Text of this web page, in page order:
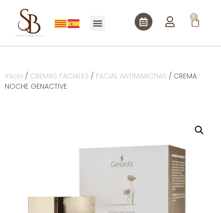
0
Inicio / CREMAS FACIALES / FACIAL ANTIMANCHAS / CREMA
NOCHE GENACTIVE